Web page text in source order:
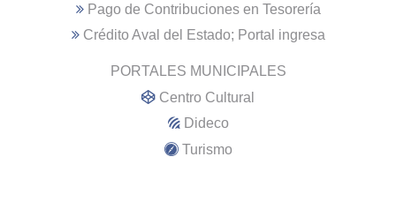
Pago de Contribuciones en Tesorería
Crédito Aval del Estado; Portal ingresa
PORTALES MUNICIPALES
Centro Cultural
Dideco
Turismo